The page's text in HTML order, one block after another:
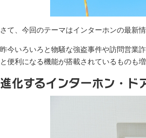
さて、今回のテーマはインターホンの最新情
昨今いろいろと物騒な強盗事件や訪問営業
と便利になる機能が搭載されているものも
進化するインターホン・ド